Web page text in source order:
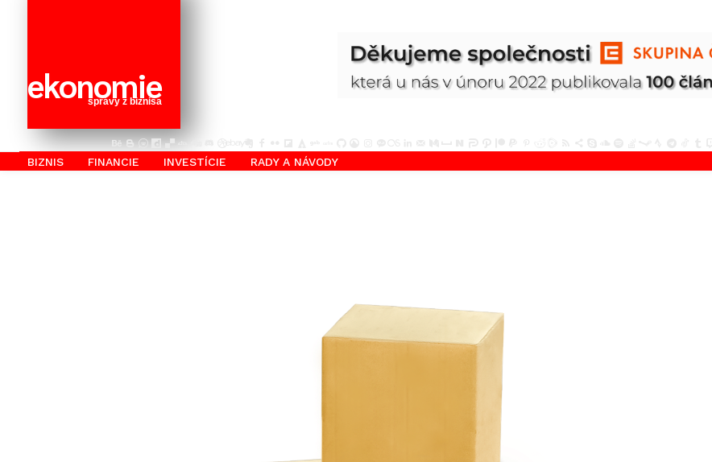
ekonomie
správy z biznisa
BIZNIS FINANCIE INVESTÍCIE RADY A NÁVODY